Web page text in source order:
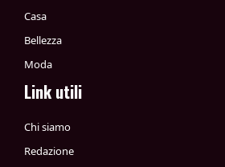
Casa
Bellezza
Moda
Link utili
Chi siamo
Redazione